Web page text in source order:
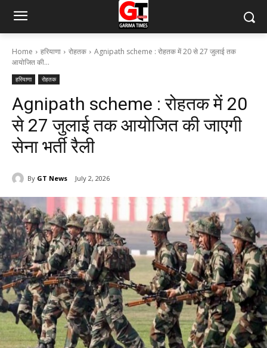
Home हरियाणा रोहतक
Agnipath scheme : रोहतक में 20 से 27 जुलाई तक
आयोजित की...
हरियाणा रोहतक
Agnipath scheme : रोहतक में 20
से 27 जुलाई तक आयोजित की जाएगी
सेना भर्ती रैली
By GT News July 2, 2026